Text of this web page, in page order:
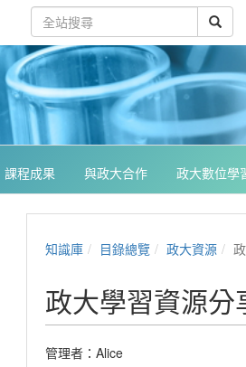
課程成果 與政大合作 政大數位學
知識庫 目錄總覽 政大資源
政大學習資源分
管理者： Alice